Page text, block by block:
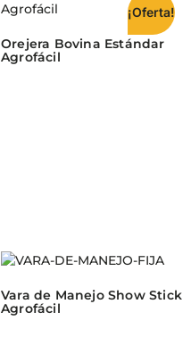
¡Oferta!
Orejera Bovina Estándar
Agrofácil
Vara de Manejo Show Stick
Agrofácil